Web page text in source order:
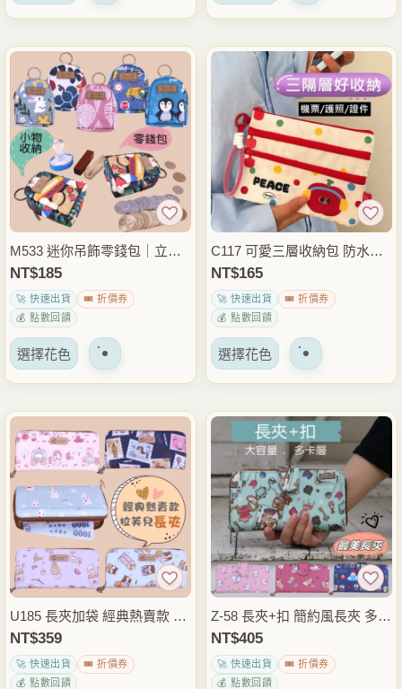
有
多
種
變
體。
可
以
在
產
頁
上
擇
有
多
種
變
體。
可
以
在
產
頁
上
擇
M533 迷你吊飾零錢包｜立體
造型收納｜印章口紅零錢整理
｜隨身小巧掛包
NT$185
🚀 快速出貨
🎟️ 折價券
💰 點數回饋
選擇花色 該
有
多
種
變
體。
可
以
在
產
頁
上
C117 可愛三層收納包 防水錢
包 護照包 機票證件包 手機小
物收納包
NT$165
🚀 快速出貨
🎟️ 折價券
💰 點數回饋
選擇花色 該
有
多
種
變
體。
可
以
在
產
頁
上
U185 長夾加袋 經典熱賣款 女
用皮夾 拉鍊設計 紙鈔零錢卡
片全收納 優雅迷人女用長夾
NT$359
🚀 快速出貨
🎟️ 折價券
💰 點數回饋
Z-58 長夾+扣 簡約風長夾 多層
收納 大容量 女用皮夾 多卡位
長夾 送禮皮夾 女
NT$405
🚀 快速出貨
🎟️ 折價券
💰 點數回饋